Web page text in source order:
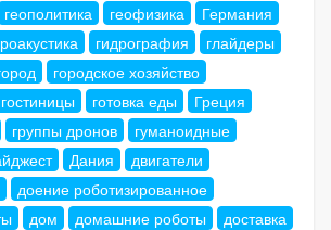
геополитика геофизика
Германия
гидрография
глайдеры
городское хозяйство
гостиницы готовка еды
Греция
группы дронов
гуманоидные
Дания
двигатели
доение роботизированное
дом домашние роботы
доставка